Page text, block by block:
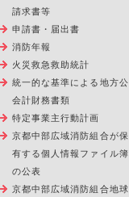
請求書等
申請書・届出書
消防年報
火災救急救助統計
統一的な基準による地方公
会計財務書類
特定事業主行動計画
京都中部広域消防組合が保
有する個人情報ファイル簿
の公表
京都中部広域消防組合地球